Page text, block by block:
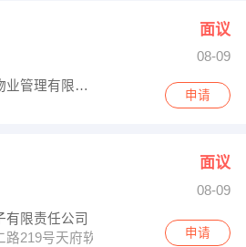
面议
08-09
四川佑庭英联华物业管理有限公司
申请
面议
08-09
有限责任公司
路219号天府软件园C区C10号楼9层
申请